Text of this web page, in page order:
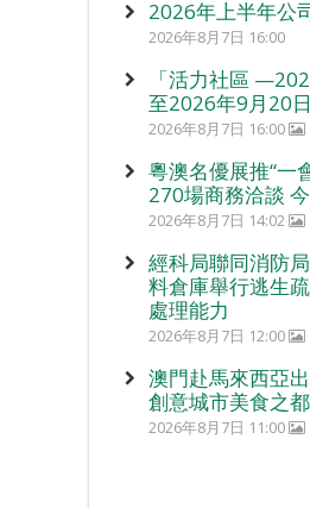
2026年上半年公
2026年8月7日 16:00
「活力社區
至2026年9月20
2026年8月7日 16:00
粵澳名優展推“一
270場商務洽談
2026年8月7日 14:02
經科局聯同消防
料倉庫舉行逃生
處理能力
2026年8月7日 12:00
澳門赴馬來西亞
創意城市美食之
2026年8月7日 11:00